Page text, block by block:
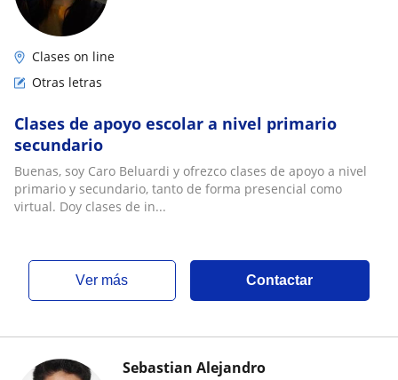
Clases on line
Otras letras
Clases de apoyo escolar a nivel primario
secundario
Buenas, soy Caro Beluardi y ofrezco clases de apoyo a nivel
primario y secundario, tanto de forma presencial como
virtual. Doy clases de in...
ver más Contactar
Sebastian Alejandro